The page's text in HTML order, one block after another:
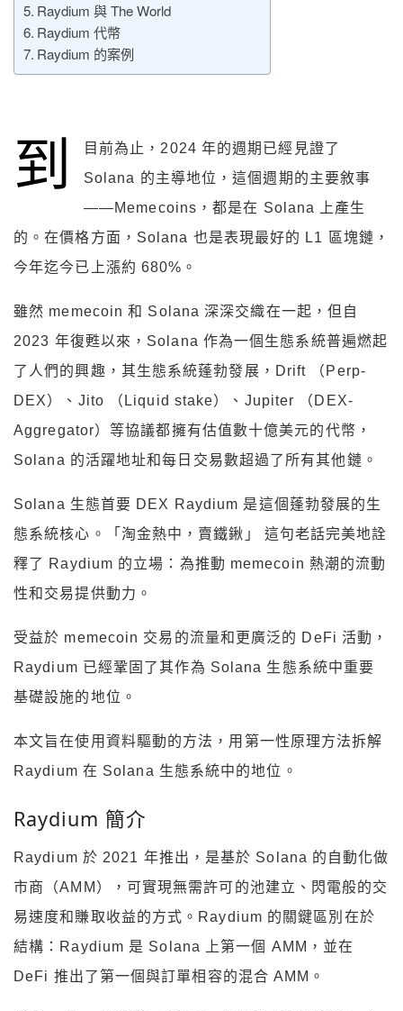
Raydium 與 The World
Raydium 代幣
Raydium 的案例
到
目前為止，2024 年的週期已經見證了
Solana 的主導地位，這個週期的主要敘事
——Memecoins，都是在 Solana 上產生
的。在價格方面，Solana 也是表現最好的 L1 區塊鏈，
今年迄今已上漲約 680%。
雖然 memecoin 和 Solana 深深交織在一起，但自
2023 年復甦以來，Solana 作為一個生態系統普遍燃起
了人們的興趣，其生態系統蓬勃發展，Drift （Perp-
DEX）、Jito （Liquid stake）、Jupiter （DEX-
Aggregator）等協議都擁有估值數十億美元的代幣，
Solana 的活躍地址和每日交易數超過了所有其他鏈。
Solana 生態首要 DEX Raydium 是這個蓬勃發展的生
態系統核心。「淘金熱中，賣鐵鍬」 這句老話完美地詮
釋了 Raydium 的立場：為推動 memecoin 熱潮的流動
性和交易提供動力。
受益於 memecoin 交易的流量和更廣泛的 DeFi 活動，
Raydium 已經鞏固了其作為 Solana 生態系統中重要
基礎設施的地位。
本文旨在使用資料驅動的方法，用第一性原理方法拆解
Raydium 在 Solana 生態系統中的地位。
Raydium 簡介
Raydium 於 2021 年推出，是基於 Solana 的自動化做
市商（AMM），可實現無需許可的池建立、閃電般的交
易速度和賺取收益的方式。Raydium 的關鍵區別在於
結構：Raydium 是 Solana 上第一個 AMM，並在
DeFi 推出了第一個與訂單相容的混合 AMM。